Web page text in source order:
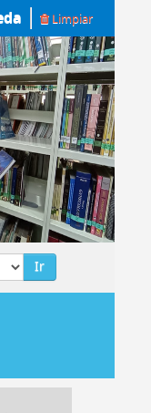
Limpiar
Ir